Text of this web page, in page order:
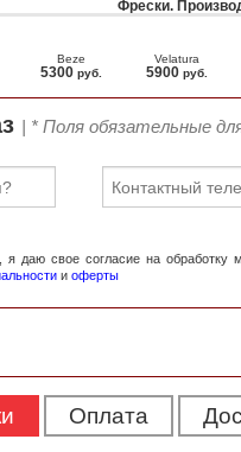
Фрески.
Beze
5300 руб.
Velatura
5900 руб.
| * Поля обязательные
я даю свое согласие на
и оферты
Оплата